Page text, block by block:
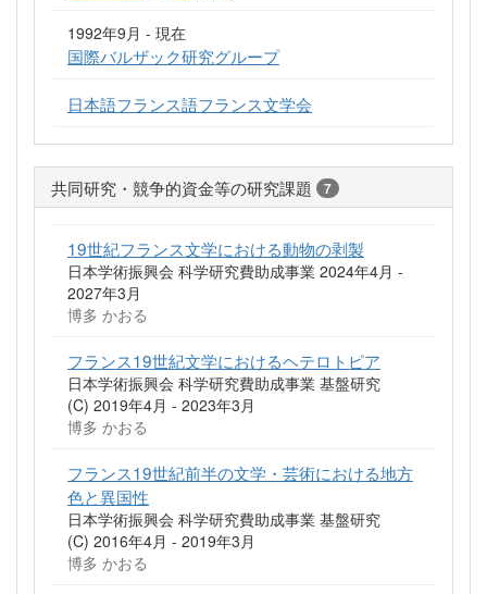
1992年9月 - 現在
国際バルザック研究グループ
日本語フランス語フランス文学会
共同研究・競争的資金等の研究課題 7
19世紀フランス文学における動物の剥製
日本学術振興会 科学研究費助成事業 2024年4月 -
2027年3月
博多 かおる
フランス19世紀文学におけるヘテロトピア
日本学術振興会 科学研究費助成事業 基盤研究
(C) 2019年4月 - 2023年3月
博多 かおる
フランス19世紀前半の文学・芸術における地方
色と異国性
日本学術振興会 科学研究費助成事業 基盤研究
(C) 2016年4月 - 2019年3月
博多 かおる